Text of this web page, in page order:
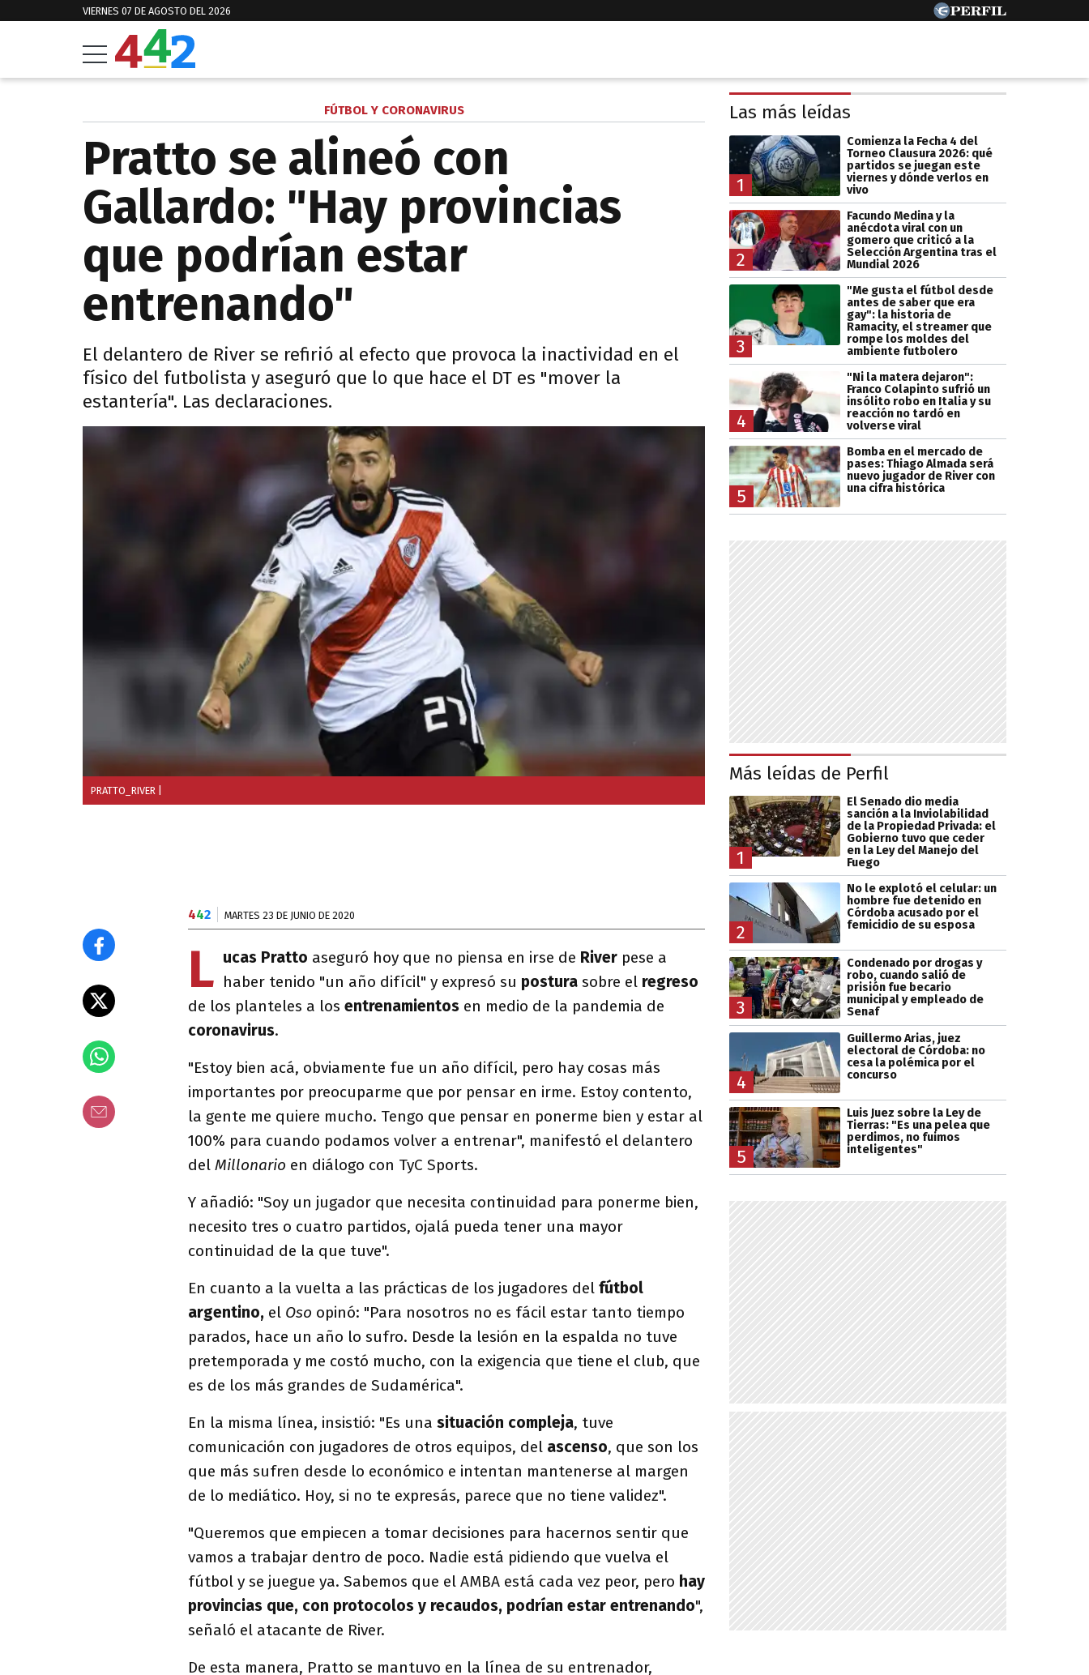
VIERNES 07 DE AGOSTO DEL 2026
FÚTBOL Y CORONAVIRUS
Pratto se alineó con
Gallardo: "Hay provincias
que podrían estar
entrenando"
El delantero de River se refirió al efecto que provoca la inactividad en el
físico del futbolista y aseguró que lo que hace el DT es "mover la
estantería". Las declaraciones.
PRATTO_RIVER
442 MARTES 23 DE JUNIO DE 2020
L ucas Pratto aseguró hoy que no piensa en irse de River pese a
haber tenido "un año difícil" y expresó su postura sobre el regreso
de los planteles a los entrenamientos en medio de la pandemia de
coronavirus.
"Estoy bien acá, obviamente fue un año difícil, pero hay cosas más
importantes por preocuparme que por pensar en irme. Estoy contento,
la gente me quiere mucho. Tengo que pensar en ponerme bien y estar al
100% para cuando podamos volver a entrenar", manifestó el delantero
del Millonario en diálogo con TyC Sports.
Y añadió: "Soy un jugador que necesita continuidad para ponerme bien,
necesito tres o cuatro partidos, ojalá pueda tener una mayor
continuidad de la que tuve".
En cuanto a la vuelta a las prácticas de los jugadores del fútbol
argentino, el Oso opinó: "Para nosotros no es fácil estar tanto tiempo
parados, hace un año lo sufro. Desde la lesión en la espalda no tuve
pretemporada y me costó mucho, con la exigencia que tiene el club, que
es de los más grandes de Sudamérica".
En la misma línea, insistió: "Es una situación compleja, tuve
comunicación con jugadores de otros equipos, del ascenso, que son los
que más sufren desde lo económico e intentan mantenerse al margen
de lo mediático. Hoy, si no te expresás, parece que no tiene validez".
"Queremos que empiecen a tomar decisiones para hacernos sentir que
vamos a trabajar dentro de poco. Nadie está pidiendo que vuelva el
fútbol y se juegue ya. Sabemos que el AMBA está cada vez peor, pero hay
provincias que, con protocolos y recaudos, podrían estar entrenando",
señaló el atacante de River.
De esta manera, Pratto se mantuvo en la línea de su entrenador,
Las más leídas
1
Comienza la Fecha 4 del
Torneo Clausura 2026: qué
partidos se juegan este
viernes y dónde verlos en
vivo
2
Facundo Medina y la
anécdota viral con un
gomero que criticó a la
Selección Argentina tras el
Mundial 2026
3
"Me gusta el fútbol desde
antes de saber que era
gay": la historia de
Ramacity, el streamer que
rompe los moldes del
ambiente futbolero
4
"Ni la matera dejaron":
Franco Colapinto sufrió un
insólito robo en Italia y su
reacción no tardó en
volverse viral
5
Bomba en el mercado de
pases: Thiago Almada será
nuevo jugador de River con
una cifra histórica
Más leídas de Perfil
1
El Senado dio media
sanción a la Inviolabilidad
de la Propiedad Privada: el
Gobierno tuvo que ceder
en la Ley del Manejo del
Fuego
2
No le explotó el celular: un
hombre fue detenido en
Córdoba acusado por el
femicidio de su esposa
3
Condenado por drogas y
robo, cuando salió de
prisión fue becario
municipal y empleado de
Senaf
4
Guillermo Arias, juez
electoral de Córdoba: no
cesa la polémica por el
concurso
5
Luis Juez sobre la Ley de
Tierras: "Es una pelea que
perdimos, no fuimos
inteligentes"